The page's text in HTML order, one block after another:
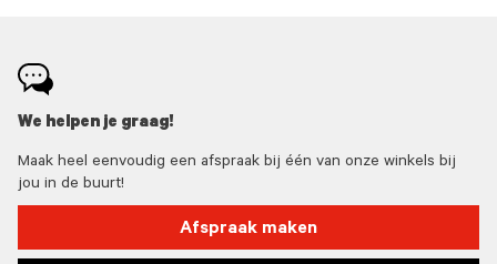
We helpen je graag!
Maak heel eenvoudig een afspraak bij één van onze winkels bij
jou in de buurt!
Afspraak maken